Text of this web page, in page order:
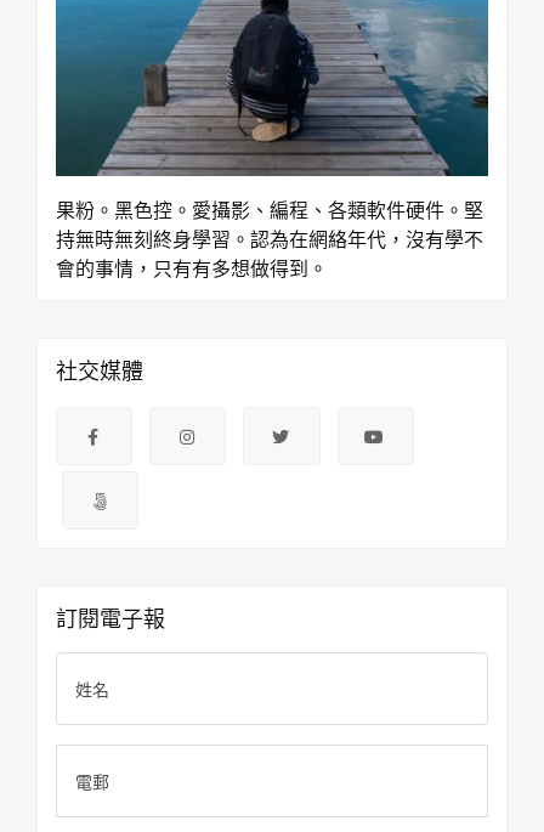
果粉。黑色控。愛攝影、編程、各類軟件硬件。堅
持無時無刻終身學習。認為在網絡年代，沒有學不
會的事情，只有有多想做得到。
社交媒體
訂閱電子報